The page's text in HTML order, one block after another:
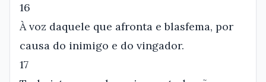
16
À voz daquele que afronta e blasfema, por
causa do inimigo e do vingador.
17